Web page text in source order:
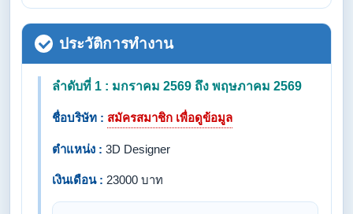
ประวัติการทำงาน
ลำดับที่ 1 : มกราคม 2569 ถึง พฤษภาคม 2569
ชื่อบริษัท : สมัครสมาชิก เพื่อดูข้อมูล
ตำแหน่ง : 3D Designer
เงินเดือน : 23000 บาท